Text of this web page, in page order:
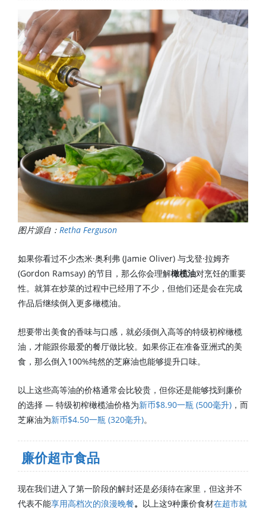
图片源自： Retha Ferguson
如果你看过不少杰米·奥利弗 (Jamie Oliver) 与戈登·拉姆齐
(Gordon Ramsay) 的节目，那么你会理解橄榄油对烹饪的重要
性。就算在炒菜的过程中已经用了不少，但他们还是会在完成
作品后继续倒入更多橄榄油。
想要带出美食的香味与口感，就必须倒入高等的特级初榨橄榄
油，才能跟你最爱的餐厅做比较。如果你正在准备亚洲式的美
食，那么倒入100%纯然的芝麻油也能够提升口味。
以上这些高等油的价格通常会比较贵，但你还是能够找到廉价
的选择 — 特级初榨橄榄油价格为新币$8.90一瓶 (500毫升) ，而
芝麻油为新币$4.50一瓶 (320毫升)。
廉价超市食品
现在我们进入了第一阶段的解封还是必须待在家里，但这并不
代表不能享用高档次的浪漫晚餐。 以上这9种廉价食材在超市就